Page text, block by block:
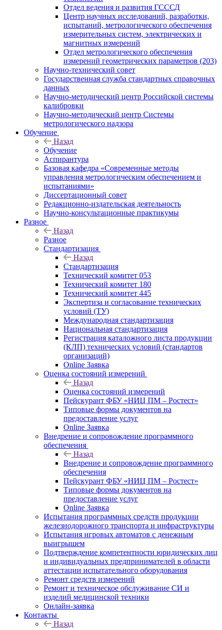
Отдел ведения и развития ГСССД
Центр научных исследований, разработки,
испытаний, метрологического обеспечения
измерительных систем, электрических и
магнитных измерений
Отдел метрологического обеспечения
измерений геометрических параметров (203)
Научно-технический совет
Государственная служба стандартных справочных
данных
Научно-методический центр Российской системы
калибровки
Научно-методический центр Системы
метрологического надзора
Обучение
Назад
Обучение
Аспирантура
Базовая кафедра «Современные методы
управления метрологическим обеспечением и
испытаниями»
Диссертационный совет
Редакционно-издательская деятельность
Научно-консультационные практикумы
Разное
Назад
Разное
Стандартизация
Назад
Стандартизация
Технический комитет 053
Технический комитет 180
Технический комитет 445
Экспертиза и согласование технических
условий (ТУ)
Международная стандартизация
Национальная стандартизация
Регистрация каталожного листа продукции
(КЛП) технических условий (стандартов
организаций)
Online Заявка
Оценка состояний измерений
Назад
Оценка состояний измерений
Пейскурант ФБУ «НИЦ ПМ – Ростест»
Типовые формы документов на
предоставление услуг
Online Заявка
Внедрение и сопровождение программного
обеспечения
Назад
Внедрение и сопровождение программного
обеспечения
Пейскурант ФБУ «НИЦ ПМ – Ростест»
Типовые формы документов на
предоставление услуг
Online Заявка
Испытания программных средств продукции
железнодорожного транспорта и инфраструктуры
Испытания игровых автоматов с денежным
выигрышем
Подтверждение компетентности юридических лиц
и индивидуальных предпринимателей в области
аттестации испытательного оборудования
Ремонт средств измерений
Ремонт и техническое обслуживание СИ и
изделий медицинской техники
Онлайн-заявка
Контакты
Назад